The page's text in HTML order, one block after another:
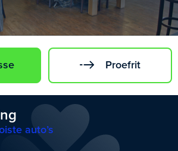
Proefrit
auto’s